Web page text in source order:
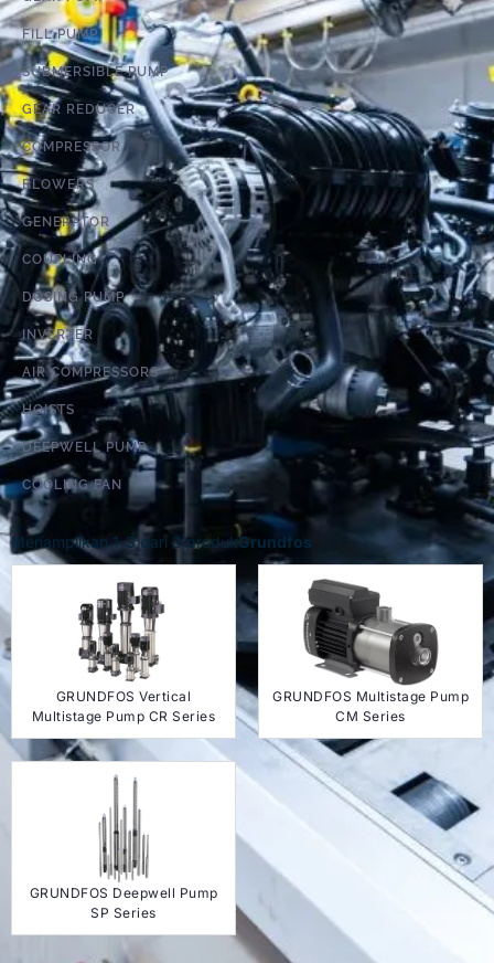
FILL PUMP
SUBMERSIBLE PUMP
GEAR REDUCER
COMPRESSOR
BLOWERS
GENERATOR
COUPLING
DOSING PUMP
INVERTER
AIR COMPRESSORS
HOISTS
DEEPWELL PUMP
COOLING FAN
Menampilkan1-3dari 3produkGrundfos
GRUNDFOS Vertical
Multistage Pump CR Series
GRUNDFOS Multistage Pump
CM Series
GRUNDFOS Deepwell Pump
SP Series